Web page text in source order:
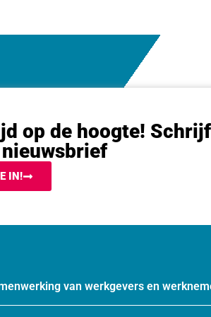
op de hoogte!
IN!
van werkgevers en